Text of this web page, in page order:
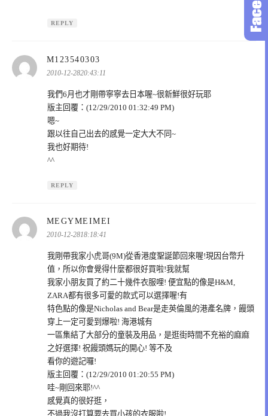
REPLY
M123540303
示:
2010-12-2820:43:11
我們6月也才剛帶寧寧去日本喔~很新鮮很好玩耶
版主回覆：(12/29/2010 01:32:49 PM)
嗯~
跟以往自己出去的感覺一定大大不同~
我也好期待!
^^
REPLY
MEGYMEIMEI
2010-12-2818:18:41
我剛帶我家小虎哥(9M)從香港度聖誕節回來喔!現因台幣升
值，所以你會覺得什麼都很好買啦!我就幫
我家小朋友買了約二十幾件衣服哩! 便宜點的像是H&M,
ZARA都有很多可愛的款式可以選擇喔!有
特色點的像是Nicholas and Bear是走英倫風的港產名牌，饅頭
穿上一定可愛到爆啦! 海港城有
一區集結了大部分的童裝及用品，是逛街時間不充裕的麻麻
之好選擇! 祝饅頭媽玩的開心! 等不及
看你的遊記囉!
版主回覆：(12/29/2010 01:20:55 PM)
哇~剛回來耶!^^
感覺真的很好逛，
不過我沒打算要去買小孩的衣服啦!